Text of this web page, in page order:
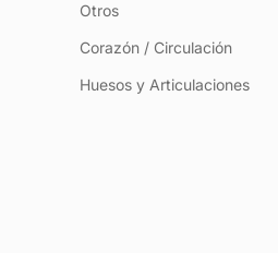
Otros
Corazón / Circulación
Huesos y Articulaciones